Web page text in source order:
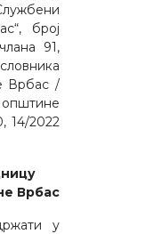
број
91,
Врбас /
14/2022
Врбас
у